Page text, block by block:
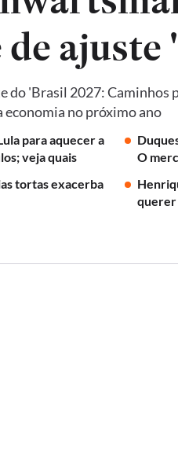
de
do 'Brasil 2027: Caminhos
no próximo ano
para aquecer a
veja quais
O
tortas exacerba
querer